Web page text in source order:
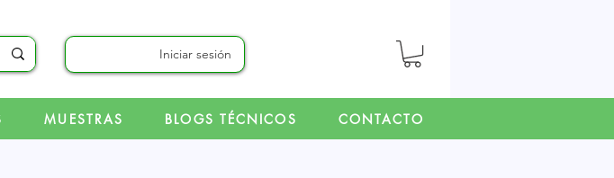
Iniciar sesión
MUESTRAS BLOGS TÉCNICOS CONTACTO